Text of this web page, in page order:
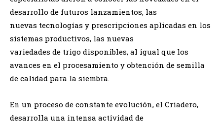
desarrollo de futuros lanzamientos, las
nuevas tecnologías y prescripciones aplicadas en los
sistemas productivos, las nuevas
variedades de trigo disponibles, al igual que los
avances en el procesamiento y obtención de semilla
de calidad para la siembra.
En un proceso de constante evolución, el Criadero,
desarrolla una intensa actividad de